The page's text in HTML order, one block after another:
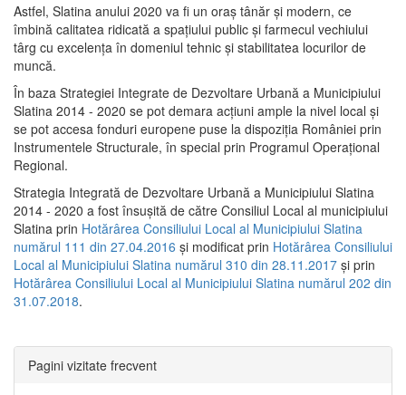
Astfel, Slatina anului 2020 va fi un oraş tânăr şi modern, ce
îmbină calitatea ridicată a spaţiului public şi farmecul vechiului
târg cu excelenţa în domeniul tehnic şi stabilitatea locurilor de
muncă.
În baza Strategiei Integrate de Dezvoltare Urbană a Municipiului
Slatina 2014 - 2020 se pot demara acţiuni ample la nivel local şi
se pot accesa fonduri europene puse la dispoziţia României prin
Instrumentele Structurale, în special prin Programul Operațional
Regional.
Strategia Integrată de Dezvoltare Urbană a Municipiului Slatina
2014 - 2020 a fost însuşită de către Consiliul Local al municipiului
Slatina prin Hotărârea Consiliului Local al Municipiului Slatina
numărul 111 din 27.04.2016 și modificat prin Hotărârea Consiliului
Local al Municipiului Slatina numărul 310 din 28.11.2017 și prin
Hotărârea Consiliului Local al Municipiului Slatina numărul 202 din
31.07.2018.
Pagini vizitate frecvent